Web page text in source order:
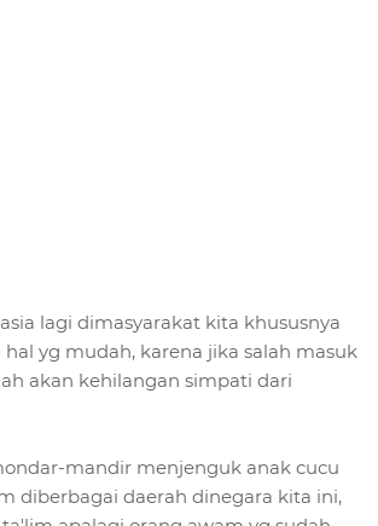
lagi dimasyarakat kita khususnya
yg mudah, karena jika salah masuk
akan kehilangan simpati dari
mandir menjenguk anak cucu
diberbagai daerah dinegara kita ini,